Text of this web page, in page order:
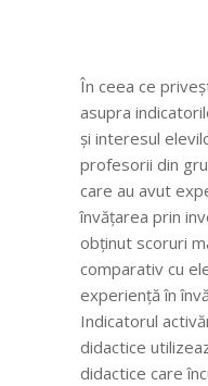
În ceea ce
asupra
și interesul
profesorii din
care au avut
învățarea prin
obținut scoruri
comparativ cu
experiență în
Indicatorul
didactice
didactice care